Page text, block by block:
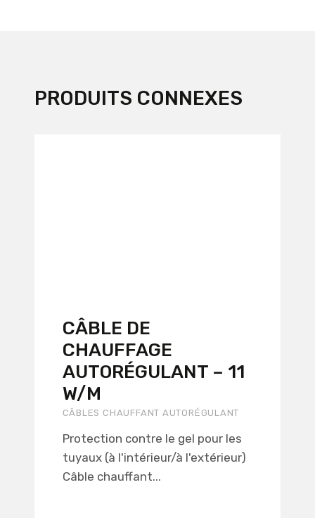
PRODUITS CONNEXES
CÂBLE DE
CHAUFFAGE
AUTORÉGULANT – 11
W/M
CÂBLES CHAUFFANT AUTORÉGULANT
Protection contre le gel pour les
tuyaux (à l'intérieur/à l'extérieur)
Câble chauffant...